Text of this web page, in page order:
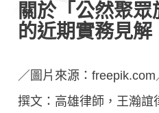
關於「公然聚眾
的近期實務見解
／圖片來源：freepik.com
撰文：高雄律師，王瀚誼